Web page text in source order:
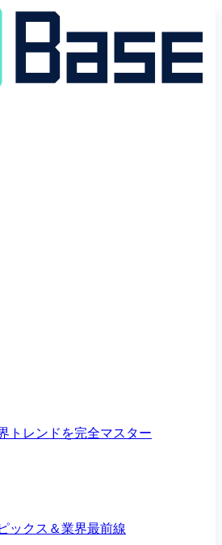
トレンドを完全マスター
ックス＆業界最前線